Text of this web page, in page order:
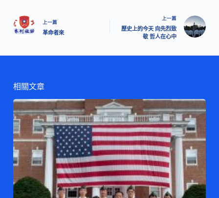
上一篇
革命者來
上一篇
歷史上的今天 向先烈致
敬 哲人在心中
相關文章